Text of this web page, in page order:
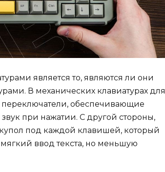
является то, являются ли они
В механических клавиатурах для
обеспечивающие
при нажатии. С другой стороны,
под каждой клавишей, который
ввод текста, но меньшую